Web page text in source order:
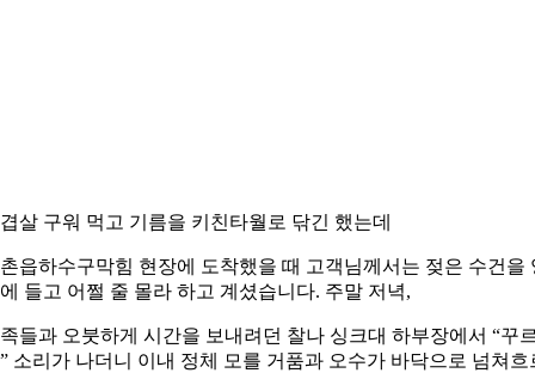
살 구워 먹고 기름을 키친타월로 닦긴 했는데
읍하수구막힘 현장에 도착했을 때 고객님께서는 젖은 수건을
들고 어쩔 줄 몰라 하고 계셨습니다. 주말 저녁,
들과 오붓하게 시간을 보내려던 찰나 싱크대 하부장에서 “꾸
소리가 나더니 이내 정체 모를 거품과 오수가 바닥으로 넘쳐흐